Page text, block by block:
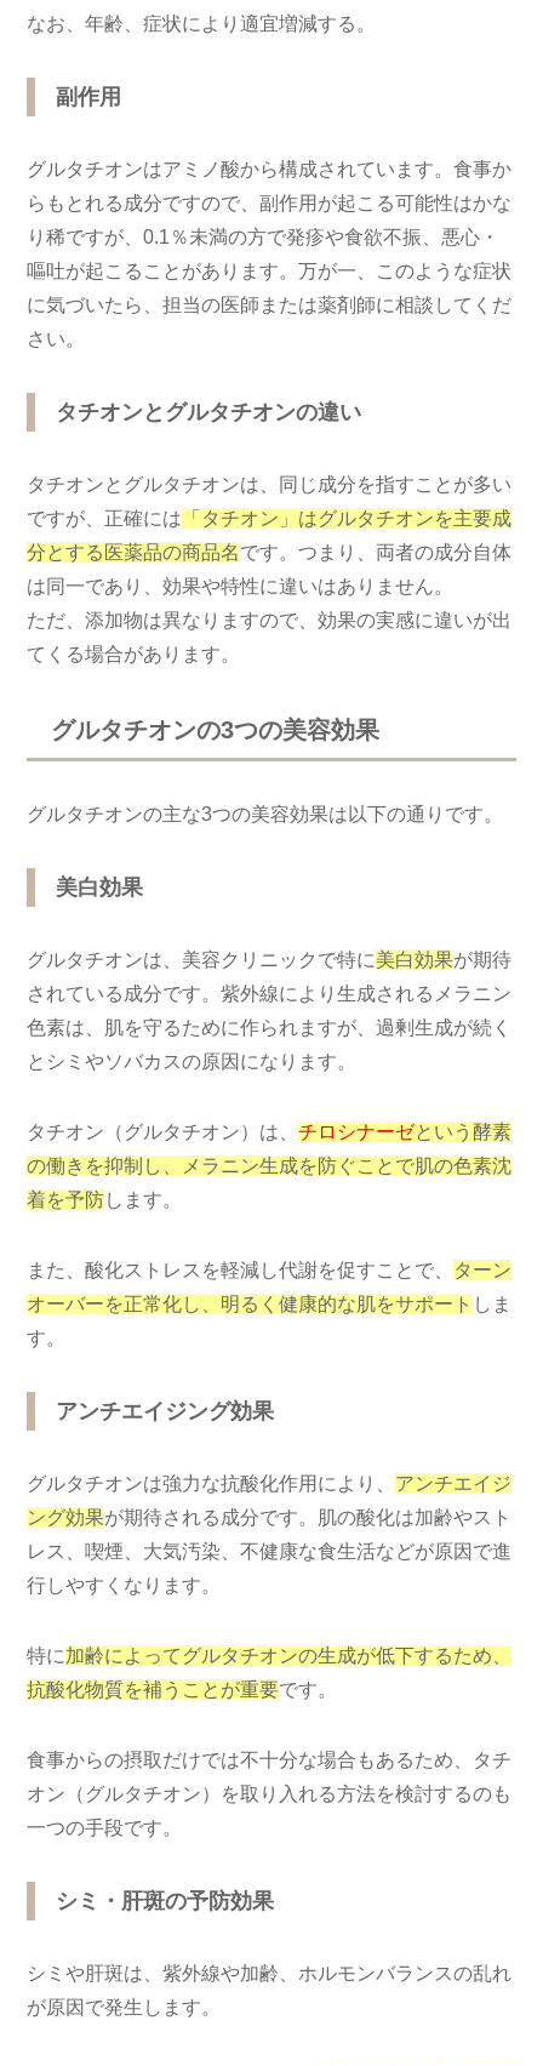
なお、年齢、症状により適宜増減する。
副作用
グルタチオンはアミノ酸から構成されています。食事か
らもとれる成分ですので、副作用が起こる可能性はかな
り稀ですが、0.1％未満の方で発疹や食欲不振、悪心・
嘔吐が起こることがあります。万が一、このような症状
に気づいたら、担当の医師または薬剤師に相談してくだ
さい。
タチオンとグルタチオンの違い
タチオンとグルタチオンは、同じ成分を指すことが多い
ですが、正確には 「タチオン」はグルタチオンを主要成
分とする医薬品の商品名です。つまり、両者の成分自体
は同一であり、効果や特性に違いはありません。
ただ、添加物は異なりますので、効果の実感に違いが出
てくる場合があります。
グルタチオンの3つの美容効果
グルタチオンの主な3つの美容効果は以下の通りです。
美白効果
グルタチオンは、美容クリニックで特に美白効果が期待
されている成分です。紫外線により生成されるメラニン
色素は、肌を守るために作られますが、過剰生成が続く
とシミやソバカスの原因になります。
タチオン（グルタチオン）は、チロシナーゼという酵素
の働きを抑制し、メラニン生成を防ぐことで肌の色素沈
着を予防します。
また、酸化ストレスを軽減し代謝を促すことで、 ターン
オーバーを正常化し、明るく健康的な肌をサポート しま
す。
アンチエイジング効果
グルタチオンは強力な抗酸化作用により、 アンチエイジ
ング効果が期待される成分です。肌の酸化は加齢やスト
レス、喫煙、大気汚染、不健康な食生活などが原因で進
行しやすくなります。
特に加齢によってグルタチオンの生成が低下するため、
抗酸化物質を補うことが重要です。
食事からの摂取だけでは不十分な場合もあるため、タチ
オン（グルタチオン）を取り入れる方法を検討するのも
一つの手段です。
シミ・肝斑の予防効果
シミや肝斑は、紫外線や加齢、ホルモンバランスの乱れ
が原因で発生します。